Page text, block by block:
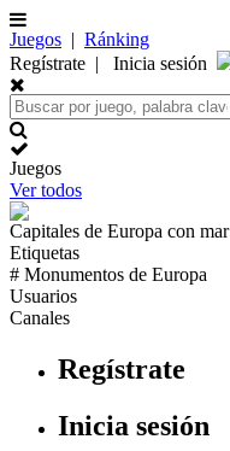
Juegos | Ránking
Regístrate | Inicia sesión
Juegos
Ver todos
Capitales de Europa con mar
Etiquetas
# Monumentos de Europa
Usuarios
Canales
Regístrate
Inicia sesión